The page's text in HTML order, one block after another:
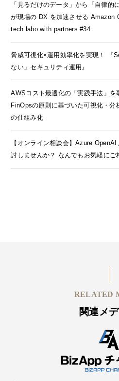
「見るだけのデータ」から「自律的
が現場の DX を加速させる Amazon
tech labo with partners #34
脅威可視化×運用効率化を実現！ 『
ない」セキュリティ運用』
AWSコスト最適化の「実践手法」を
FinOpsの原則に基づいた可視化・分
の仕組み化
【オンライン相談会】Azure
討しませんか？ なんでもお気軽にご
RELATED
関連メ